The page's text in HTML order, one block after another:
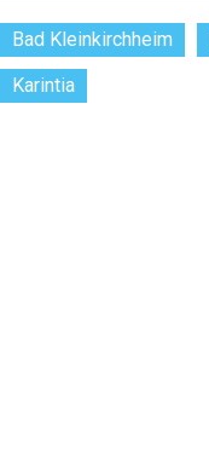
Bad Kleinkirchheim
Karintia